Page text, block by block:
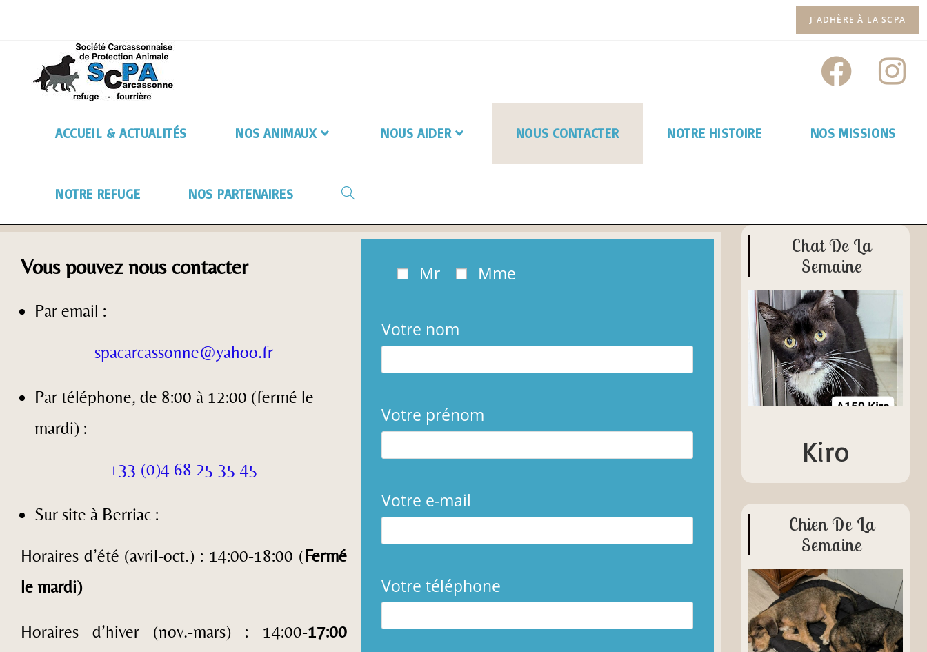
J'ADHÈRE À LA SCPA
ACCUEIL & ACTUALITÉS NOS ANIMAUX NOUS AIDER NOUS CONTACTER NOTRE HISTOIRE NOS MISSIONS
NOTRE REFUGE NOS PARTENAIRES
Vous pouvez nous contacter
Par email :
spacarcassonne@yahoo.fr
Par téléphone, de 8:00 à 12:00 (fermé le
mardi) :
+33 (0)4 68 25 35 45
Sur site à Berriac :
Horaires d’été (avril-oct.) : 14:00-18:00 (Fermé
le mardi)
Horaires d’hiver (nov.-mars) : 14:00-17:00
Mr Mme
Votre nom
Votre prénom
Votre e-mail
Votre téléphone
Chat De La
Semaine
Kiro
Chien De La
Semaine